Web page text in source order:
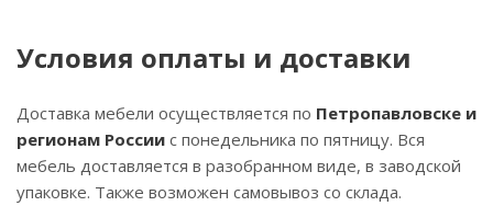
Условия оплаты и доставки
Доставка мебели осуществляется по Петропавловске и
регионам России с понедельника по пятницу. Вся
мебель доставляется в разобранном виде, в заводской
упаковке. Также возможен самовывоз со склада.